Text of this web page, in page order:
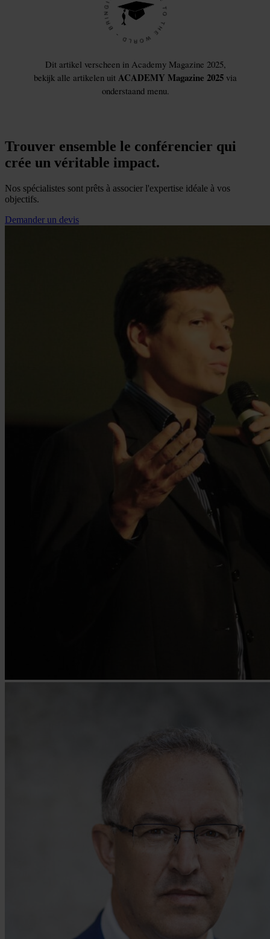
Trouver ensemble le conférencier qui
crée un véritable impact.
Nos spécialistes sont prêts à associer l'expertise idéale à vos
objectifs.
Demander un devis